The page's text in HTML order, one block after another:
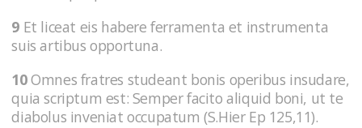
9 Et liceat eis habere ferramenta et instrumenta
suis artibus opportuna.
10Omnes fratres studeant bonis operibus insudare,
quia scriptum est: Semper facito aliquid boni, ut te
diabolus inveniat occupatum (S.Hier Ep 125,11).